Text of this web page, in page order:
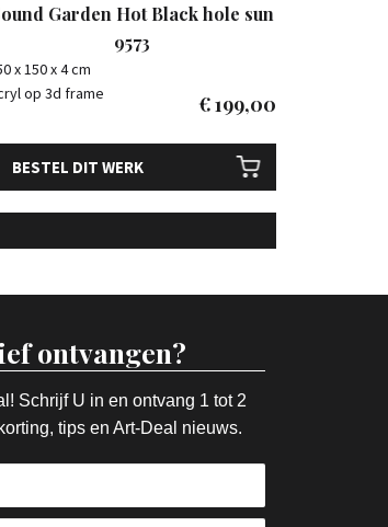
Garden Hot Black hole sun
9573
x 150 x 4 cm
op 3d frame
€199,00
BESTEL DIT WERK
ontvangen?
Schrijf U in en ontvang 1 tot 2
tips en Art-Deal nieuws.